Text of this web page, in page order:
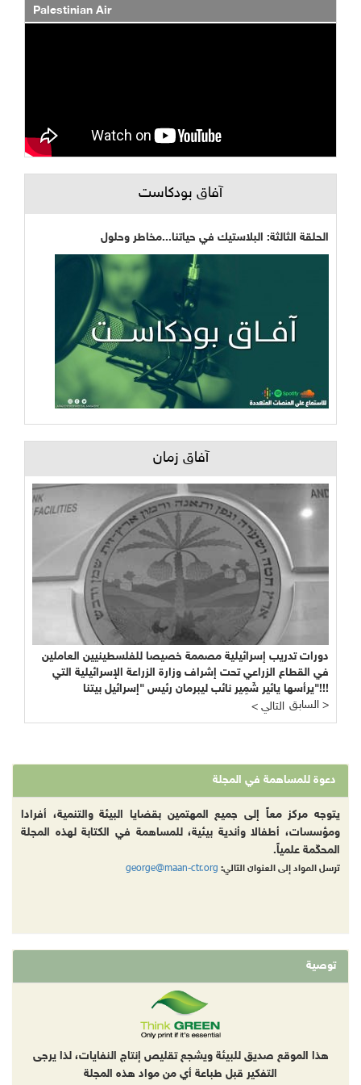
Palestinian Air
آفاق بودكاست
الحلقة الثالثة: البلاستيك في حياتنا...مخاطر وحلول
آفاق زمان
دورات تدريب إسرائيلية مصممة خصيصا للفلسطينيين العاملين
في القطاع الزراعي تحت إشراف وزارة الزراعة الإسرائيلية التي
يرأسها يائير شَمِير نائب ليبرمان رئيس "إسرائيل بيتنا"!!!
< التالي
السابق >
دعوة للمساهمة في المجلة
يتوجه مركز معاً إلى جميع المهتمين بقضايا البيئة والتنمية، أفرادا
ومؤسسات، أطفالا وأندية بيئية، للمساهمة في الكتابة لهذه المجلة
المحكّمة علمياً.
ترسل المواد إلى العنوان التالي: george@maan-ctr.org
توصية
هذا الموقع صديق للبيئة ويشجع تقليص إنتاج النفايات، لذا يرجى
التفكير قبل طباعة أي من مواد هذه المجلة